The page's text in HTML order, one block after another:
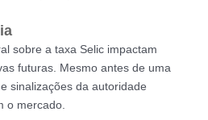
sobre a taxa Selic impactam
futuras. Mesmo antes de uma
sinalizações da autoridade
o mercado.